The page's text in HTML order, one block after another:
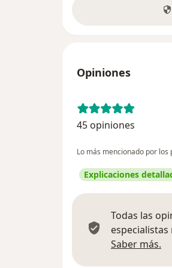
Opiniones
45 opiniones
Lo más mencionado por los
Explicaciones
Todas las
Saber más.